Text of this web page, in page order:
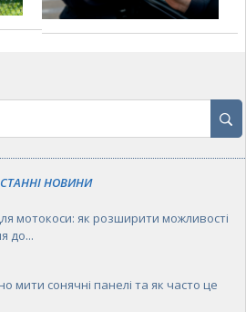
НОВИНИ
мотокоси: як розширити можливості
до...
мити сонячні панелі та як часто це